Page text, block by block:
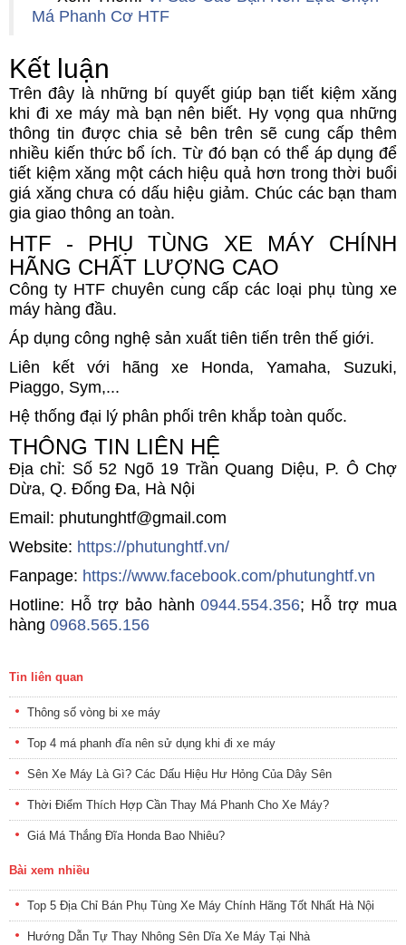
Má Phanh Cơ HTF
Kết luận
Trên đây là những bí quyết giúp bạn tiết kiệm xăng
khi đi xe máy mà bạn nên biết. Hy vọng qua những
thông tin được chia sẻ bên trên sẽ cung cấp thêm
nhiều kiến thức bổ ích. Từ đó bạn có thể áp dụng để
tiết kiệm xăng một cách hiệu quả hơn trong thời buổi
giá xăng chưa có dấu hiệu giảm. Chúc các bạn tham
gia giao thông an toàn.
HTF - PHỤ TÙNG XE MÁY CHÍNH
HÃNG CHẤT LƯỢNG CAO
Công ty HTF chuyên cung cấp các loại phụ tùng xe
máy hàng đầu.
Áp dụng công nghệ sản xuất tiên tiến trên thế giới.
Liên kết với hãng xe Honda, Yamaha, Suzuki,
Piaggo, Sym,...
Hệ thống đại lý phân phối trên khắp toàn quốc.
THÔNG TIN LIÊN HỆ
Địa chỉ: Số 52 Ngõ 19 Trần Quang Diệu, P. Ô Chợ
Dừa, Q. Đống Đa, Hà Nội
Email: phutunghtf@gmail.com
Website: https://phutunghtf.vn/
Fanpage: https://www.facebook.com/phutunghtf.vn
Hotline: Hỗ trợ bảo hành0944.554.356; Hỗ trợ mua
hàng 0968.565.156
Tin liên quan
Thông số vòng bi xe máy
Top 4 má phanh đĩa nên sử dụng khi đi xe máy
Sên Xe Máy Là Gì? Các Dấu Hiệu Hư Hỏng Của Dây Sên
Thời Điểm Thích Hợp Cần Thay Má Phanh Cho Xe Máy?
Giá Má Thắng Đĩa Honda Bao Nhiêu?
Bài xem nhiều
Top 5 Địa Chỉ Bán Phụ Tùng Xe Máy Chính Hãng Tốt Nhất Hà Nội
Hướng Dẫn Tự Thay Nhông Sên Dĩa Xe Máy Tại Nhà